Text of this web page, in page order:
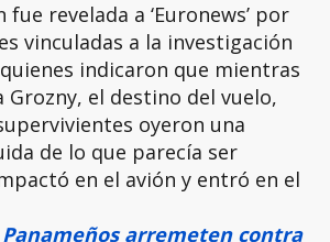
revelada a ‘Euronews’ por
vinculadas a la investigación
indicaron que mientras
Grozny, el destino del vuelo,
oyeron una
de lo que parecía ser
en el avión y entró en el
Panameños arremeten contra